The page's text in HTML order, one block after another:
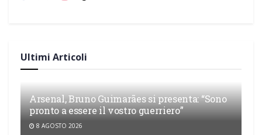
Ultimi Articoli
Arsenal, Bruno Guimarães si presenta: “Sono
pronto a essere il vostro guerriero”
8 AGOSTO 2026